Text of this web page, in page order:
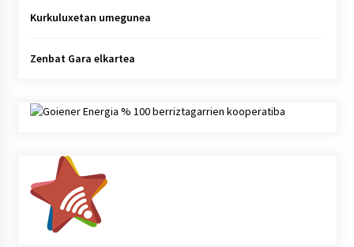
Kurkuluxetan umegunea
Zenbat Gara elkartea